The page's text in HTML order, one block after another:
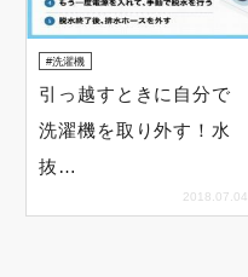
洗濯機
引っ越すときに自分で
洗濯機を取り外す！水
抜…
2018.07.04